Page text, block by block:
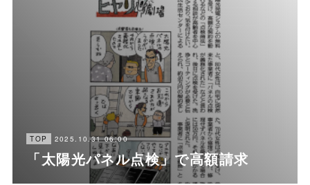
TOP 2025.10.31 06:00
「太陽光パネル点検」で高額請求